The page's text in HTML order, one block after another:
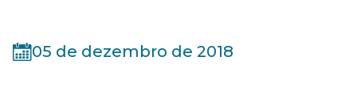
05 de dezembro de 2018